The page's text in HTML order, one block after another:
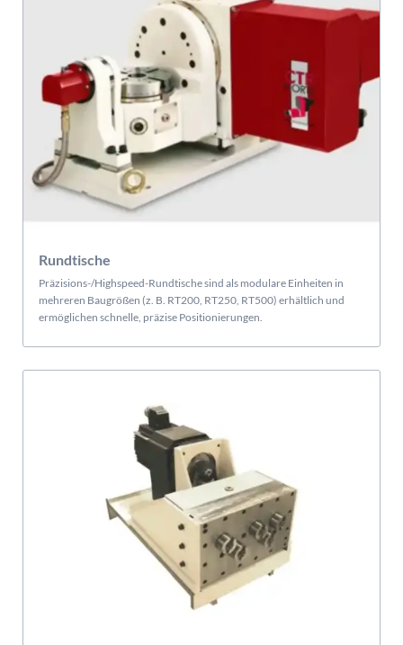
Rundtische
Präzisions-/Highspeed-Rundtische sind als modulare Einheiten in
mehreren Baugrößen (z. B. RT200, RT250, RT500) erhältlich und
ermöglichen schnelle, präzise Positionierungen.